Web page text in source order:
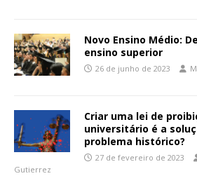
Novo Ensino Médio:
ensino superior
26 de junho de 2023
Criar uma lei de
universitário é a
problema histórico?
27 de fevereiro de 2023
Gutierrez